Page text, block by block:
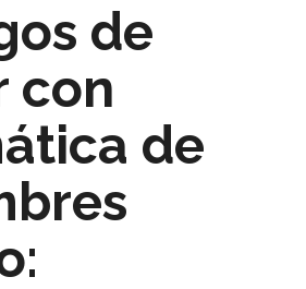
de
con
de